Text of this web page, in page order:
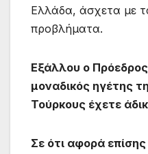
Ελλάδα, άσχετα με
προβλήματα.
Εξάλλου ο
μοναδικός ηγέτης
Τούρκους έχετε
Σε ότι αφορά